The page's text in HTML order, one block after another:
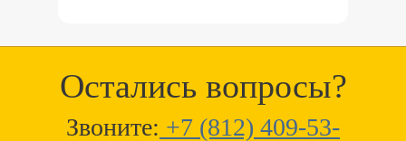
Остались вопросы?
Звоните: +7 (812) 409-53-